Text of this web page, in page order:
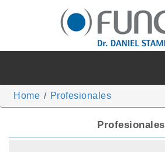
Home / Profesionales
Profesionales